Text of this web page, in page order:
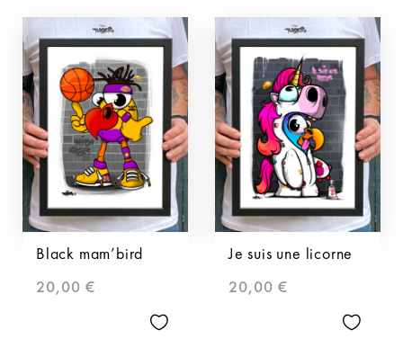
Black mam’bird
20,00 €
Je suis une licorne
20,00 €